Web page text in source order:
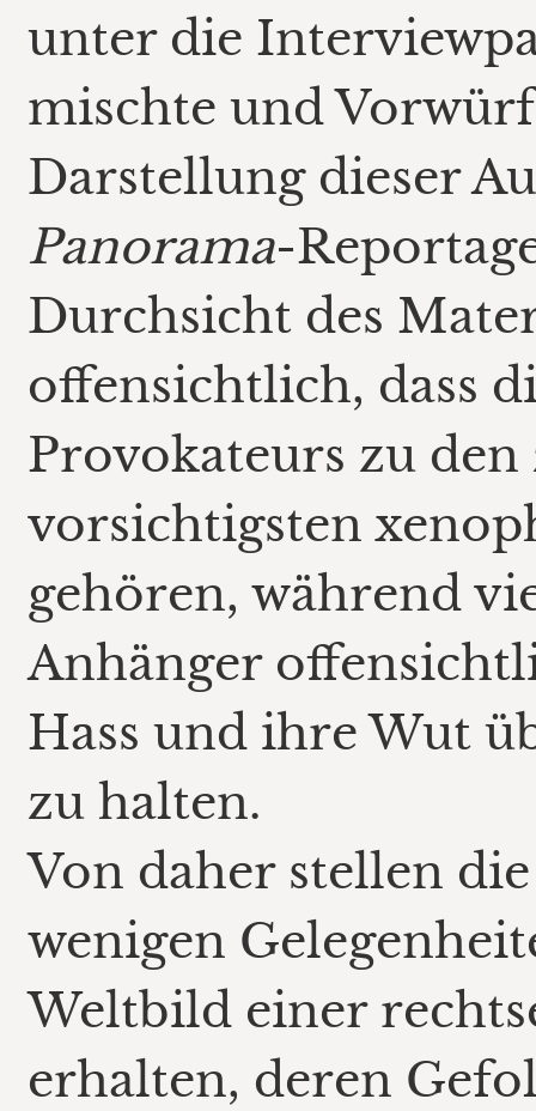
unter die
mischte und
Darstellung dieser
Panorama-
Durchsicht des
offensichtlich, dass
Provokateurs zu
vorsichtigsten
gehören, während
Anhänger
Hass und ihre Wut
zu halten.
Von daher stellen
wenigen
Weltbild einer
erhalten, deren